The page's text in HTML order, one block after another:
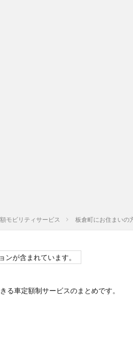
モビリティサービス 板倉町にお住まいの
ンが含まれています。
る車定額制サービスのまとめです。